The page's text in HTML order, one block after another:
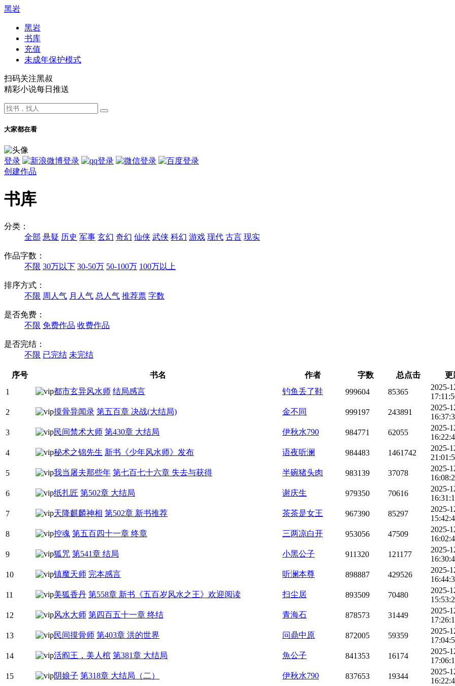
黑岩
黑岩
书库
充值
未成年保护模式
扫码关注黑叔
精彩小说每日推送
大家都在看
登录
创建作品
书库
分类：
全部 悬疑 历史 军事 玄幻 奇幻 仙侠 武侠 科幻 游戏 现代 古言 现实
作品字数：
不限 30万以下 30-50万 50-100万 100万以上
排序方式：
不限 周人气 月人气 总人气 推荐票 字数
是否免费：
不限 免费作品 收费作品
是否完结：
不限 已完结 未完结
序号 书名 作者 字数 总点击
更
1
都市玄异风水师 结局感言 钓鱼丢了鞋 999604 85365
2025-
2
摸骨异闻录 第五百章 决战(大结局) 金不同 999197 243891
2025-
3
民间禁术大师 第430章 大结局 伊秋水790 984771 62055
2025-
4
秘术之锦先生 新书《少年风水师》发布 语夜听澜 984483 1461742
2025-
5
我当屠夫那些年 第七百七十六章 失去与获得 半碗猪头肉 983139 37078
2025-
6
纸扎匠 第502章 大结局 谢庆生 979350 70616
2025-
7
天降麒麟神相 第502章 新书推荐 茶茶是女王 967390 85297
2025-
8
控魂 第五百四十一章 终章 三两凉白开 953056 47509
2025-
9
狐咒 第541章 结局 小黑公子 911320 121177
2025-
10
镇魔天师 完本感言 听澜本尊 898887 429526
2025-
11
美狐香丹 第558章 新书《五百岁风水之王》欢迎阅读 扫尘居 893509 70480
2025-
12
风水大师 第四百五十一章 终结 青海石 878573 31449
2025-
13
民间摸骨师 第403章 洪的世界 问鼎中原 872005 59359
2025-
14
活阎王，美人棺 第381章 大结局 魚公子 841353 16174
2025-
15
阴娘子 第318章 大结局（二） 伊秋水790 837653 19344
2025-